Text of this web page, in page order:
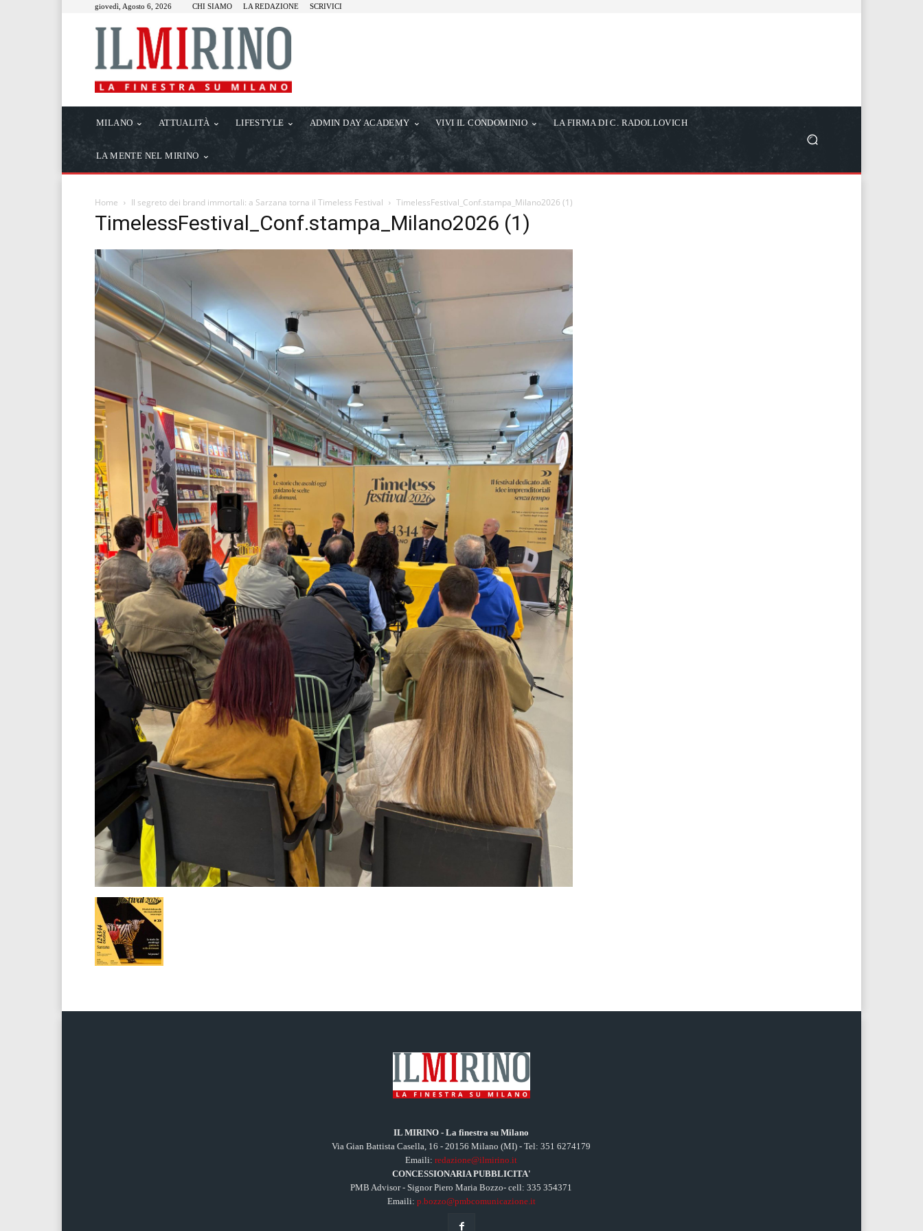
giovedì, Agosto 6, 2026 CHI SIAMO LA REDAZIONE SCRIVICI
MILANO ATTUALITÀ LIFESTYLE ADMIN DAY ACADEMY VIVI IL CONDOMINIO LA FIRMA DI C. RADOLLOVICH
LA MENTE NEL MIRINO
Home Il segreto dei brand immortali: a Sarzana torna il Timeless Festival TimelessFestival_Conf.stampa_Milano2026 (1)
TimelessFestival_Conf.stampa_Milano2026 (1)
IL MIRINO - La finestra su Milano
Via Gian Battista Casella, 16 - 20156 Milano (MI) - Tel: 351 6274179
Emaili:redazione@ilmirino.it
CONCESSIONARIA PUBBLICITA'
PMB Advisor - Signor Piero Maria Bozzo- cell: 335 354371
Emaili: p.bozzo@pmbcomunicazione.it